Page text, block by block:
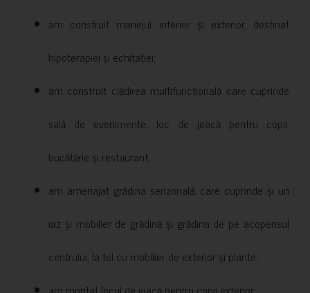
am construit manejul interior și exterior, destinat
hipoterapiei și echitației;
am construit clădirea multifuncțională care cuprinde
sală de evenimente, loc de joacă pentru copii,
bucătărie și restaurant;
am amenajat grădina senzorială, care cuprinde și un
iaz și mobilier de grădină și grădina de pe acoperisul
centrului, la fel cu mobilier de exterior și plante;